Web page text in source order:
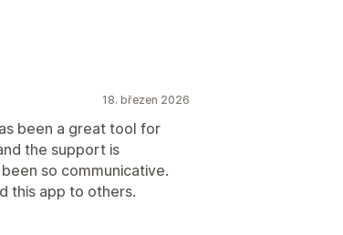
nacenění
18. březen 2026
been a great tool for
the support is
so communicative.
this app to others.